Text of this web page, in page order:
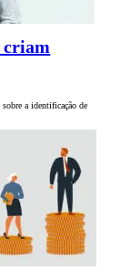
criam
a identificação de